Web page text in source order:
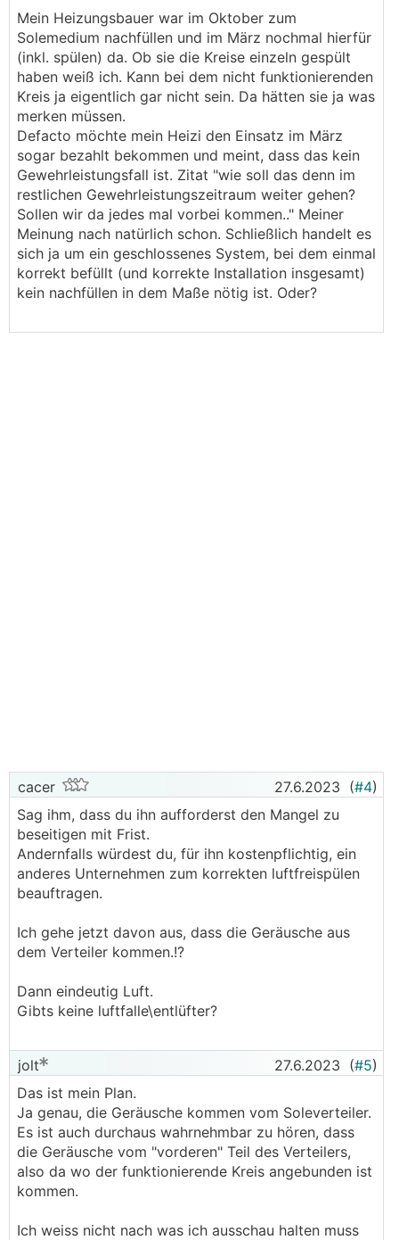
Mein Heizungsbauer war im Oktober zum
Solemedium nachfüllen und im März nochmal hierfür
(inkl. spülen) da. Ob sie die Kreise einzeln gespült
haben weiß ich. Kann bei dem nicht funktionierenden
Kreis ja eigentlich gar nicht sein. Da hätten sie ja was
merken müssen.
Defacto möchte mein Heizi den Einsatz im März
sogar bezahlt bekommen und meint, dass das kein
Gewehrleistungsfall ist. Zitat "wie soll das denn im
restlichen Gewehrleistungszeitraum weiter gehen?
Sollen wir da jedes mal vorbei kommen.." Meiner
Meinung nach natürlich schon. Schließlich handelt es
sich ja um ein geschlossenes System, bei dem einmal
korrekt befüllt (und korrekte Installation insgesamt)
kein nachfüllen in dem Maße nötig ist. Oder?
cacer 27.6.2023 (#4)
Sag ihm, dass du ihn aufforderst den Mangel zu
beseitigen mit Frist.
Andernfalls würdest du, für ihn kostenpflichtig, ein
anderes Unternehmen zum korrekten luftfreispülen
beauftragen.
Ich gehe jetzt davon aus, dass die Geräusche aus
dem Verteiler kommen.!?
Dann eindeutig Luft.
Gibts keine luftfalle\entlüfter?
jolt 27.6.2023 (#5)
Das ist mein Plan.
Ja genau, die Geräusche kommen vom Soleverteiler.
Es ist auch durchaus wahrnehmbar zu hören, dass
die Geräusche vom "vorderen" Teil des Verteilers,
also da wo der funktionierende Kreis angebunden ist
kommen.
Ich weiss nicht nach was ich ausschau halten muss